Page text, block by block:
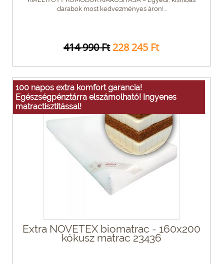
darabok most kedvezményes áron!...
414 990 Ft 228 245 Ft
100 napos extra komfort garancia!
Egészségpénztárra elszámolható! Ingyenes
matractisztítással!
Extra NOVETEX biomatrac - 160x200
kókusz matrac 23436